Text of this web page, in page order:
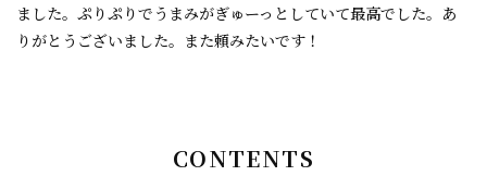
プロフィール
ました。ぷりぷりでうまみがぎゅーっとしていて最高でした。あ
りがとうございました。また頼みたいです！
CONTENTS